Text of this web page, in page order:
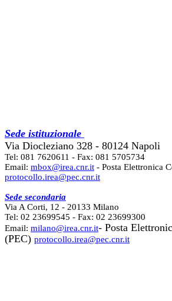
Sede istituzionale
Via Diocleziano 328 - 80124 Napoli
Tel: 081 7620611 - Fax: 081 5705734
Email: mbox@irea.cnr.it - Posta Elettronica
protocollo.irea@pec.cnr.it
Sede secondaria
Via A Corti, 12 - 20133 Milano
Tel: 02 23699545 - Fax: 02 23699300
Email: milano@irea.cnr.it- Posta
(PEC) protocollo.irea@pec.cnr.it